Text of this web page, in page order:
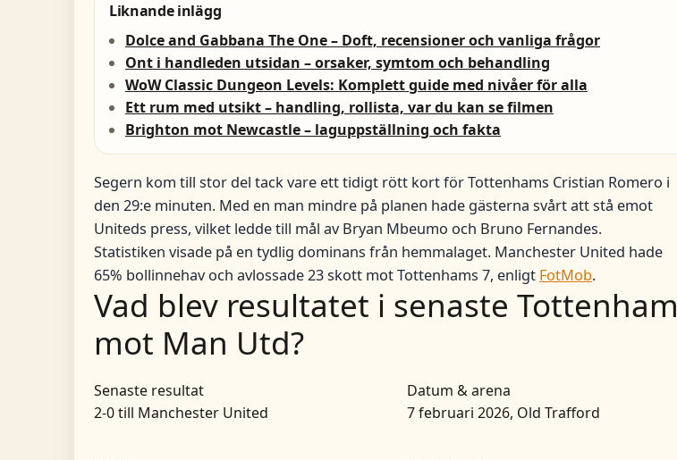
Liknande inlägg
Dolce and Gabbana The One – Doft, recensioner och vanliga frågor
Ont i handleden utsidan – orsaker, symtom och behandling
WoW Classic Dungeon Levels: Komplett guide med nivåer för alla
Ett rum med utsikt – handling, rollista, var du kan se filmen
Brighton mot Newcastle – laguppställning och fakta
Segern kom till stor del tack vare ett tidigt rött kort för Tottenhams Cristian Romero i
den 29:e minuten. Med en man mindre på planen hade gästerna svårt att stå emot
Uniteds press, vilket ledde till mål av Bryan Mbeumo och Bruno Fernandes.
Statistiken visade på en tydlig dominans från hemmalaget. Manchester United hade
65% bollinnehav och avlossade 23 skott mot Tottenhams 7, enligt FotMob.
Vad blev resultatet i senaste Tottenham
mot Man Utd?
Senaste resultat
2-0 till Manchester United
Datum & arena
7 februari 2026, Old Trafford